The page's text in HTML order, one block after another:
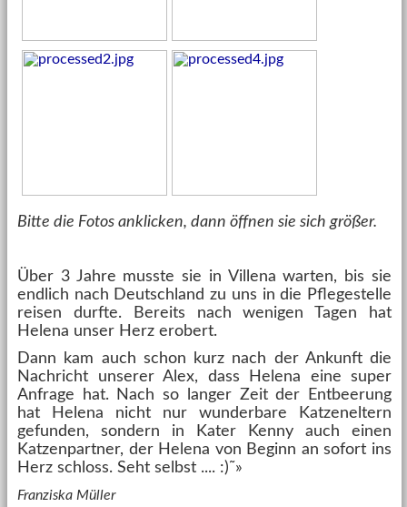
Bitte die Fotos anklicken, dann öffnen sie sich größer.
Über 3 Jahre musste sie in Villena warten, bis sie
endlich nach Deutschland zu uns in die Pflegestelle
reisen durfte. Bereits nach wenigen Tagen hat
Helena unser Herz erobert.
Dann kam auch schon kurz nach der Ankunft die
Nachricht unserer Alex, dass Helena eine super
Anfrage hat. Nach so langer Zeit der Entbeerung
hat Helena nicht nur wunderbare Katzeneltern
gefunden, sondern in Kater Kenny auch einen
Katzenpartner, der Helena von Beginn an sofort ins
Herz schloss. Seht selbst .... :)˜»
Franziska Müller